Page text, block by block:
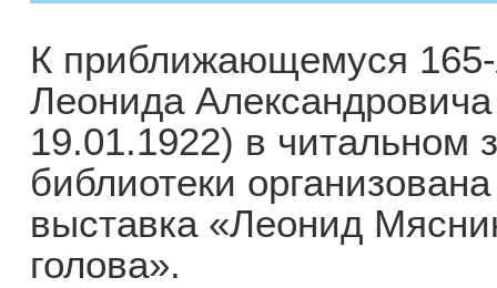
К приближающемуся
Леонида
19.01.1922) в читальном
библиотеки
выставка «Леонид
голова».